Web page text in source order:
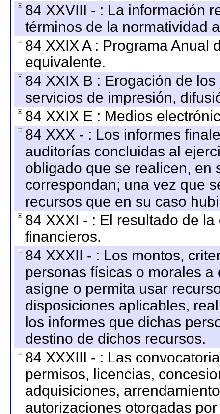
84 XXVIII - : La información
términos de la normatividad
84 XXIX A : Programa Anual
equivalente.
84 XXIX B : Erogación de
servicios de impresión,
84 XXIX E : Medios
84 XXX - : Los informes
auditorías concluidas al
obligado que se realicen, en
correspondan; una vez que
recursos que en su caso
84 XXXI - : El resultado de
financieros.
84 XXXII - : Los montos,
personas físicas o morales
asigne o permita usar
disposiciones aplicables,
los informes que dichas
destino de dichos recursos.
84 XXXIII - : Las
permisos, licencias,
adquisiciones,
autorizaciones otorgadas